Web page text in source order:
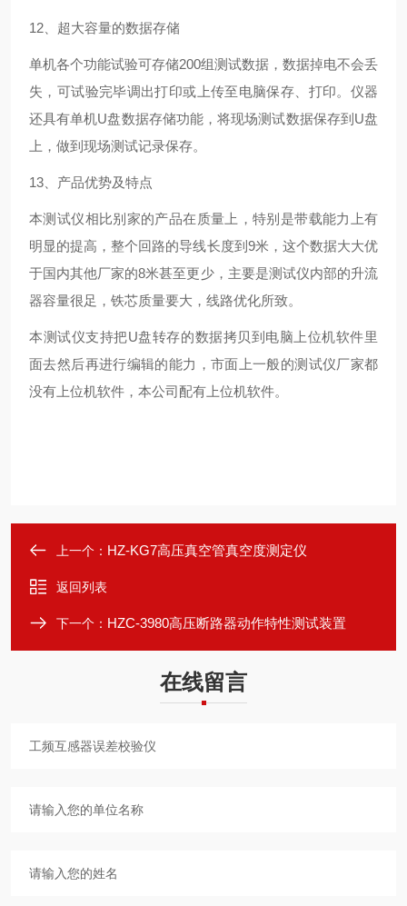
12、超大容量的数据存储
单机各个功能试验可存储200组测试数据，数据掉电不会丢
失，可试验完毕调出打印或上传至电脑保存、打印。仪器
还具有单机U盘数据存储功能，将现场测试数据保存到U盘
上，做到现场测试记录保存。
13、产品优势及特点
本测试仪相比别家的产品在质量上，特别是带载能力上有
明显的提高，整个回路的导线长度到9米，这个数据大大优
于国内其他厂家的8米甚至更少，主要是测试仪内部的升流
器容量很足，铁芯质量要大，线路优化所致。
本测试仪支持把U盘转存的数据拷贝到电脑上位机软件里
面去然后再进行编辑的能力，市面上一般的测试仪厂家都
没有上位机软件，本公司配有上位机软件。
上一个： HZ-KG7高压真空管真空度测定仪
返回列表
下一个： HZC-3980高压断路器动作特性测试装置
在线留言